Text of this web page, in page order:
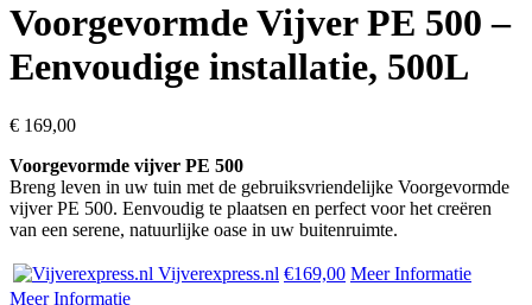
Voorgevormde Vijver PE 500 –
Eenvoudige installatie, 500L
€ 169,00
Voorgevormde vijver PE 500
Breng leven in uw tuin met de gebruiksvriendelijke Voorgevormde
vijver PE 500. Eenvoudig te plaatsen en perfect voor het creëren
van een serene, natuurlijke oase in uw buitenruimte.
Vijverexpress.nl €169,00 Meer Informatie
Meer Informatie